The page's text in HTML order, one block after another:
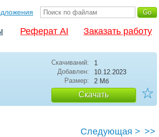
Реферат AI Заказать работу
Скачиваний:
1
Добавлен:
10.12.2023
Размер:
2 Мб
Скачать ☆
Следующая > >>